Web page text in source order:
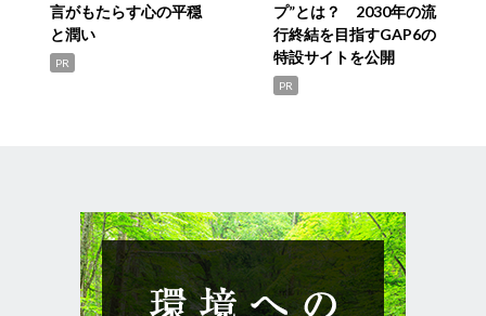
言がもたらす心の平穏
と潤い
PR
プ”とは？ 2030年の流
行終結を目指すGAP6の
特設サイトを公開
PR